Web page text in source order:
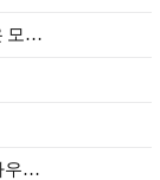
모…
우…